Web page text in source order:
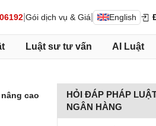
Gói dịch vụ & Giá English
Luật sư tư vấn AI Luật
cao
HỎI ĐÁP PHÁP
NGÂN HÀNG